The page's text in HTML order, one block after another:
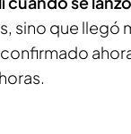
sino que llegó